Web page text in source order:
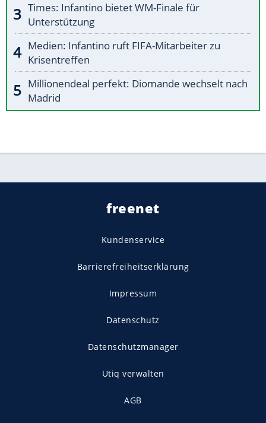
Times: Infantino bietet WM-Finale für
Unterstützung
Medien: Infantino ruft FIFA-Mitarbeiter zu
Krisentreffen
Millionendeal perfekt: Diomande wechselt nach
Madrid
freenet
Kundenservice
Barrierefreiheitserklärung
Impressum
Datenschutz
Datenschutzmanager
Utiq verwalten
AGB